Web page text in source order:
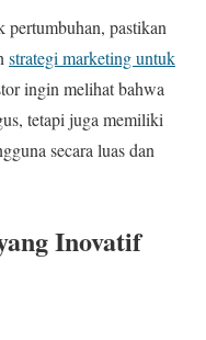
pertumbuhan, pastikan
strategi marketing untuk
ingin melihat bahwa
tetapi juga memiliki
secara luas dan
Inovatif